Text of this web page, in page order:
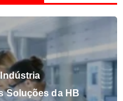
Soluções da HB